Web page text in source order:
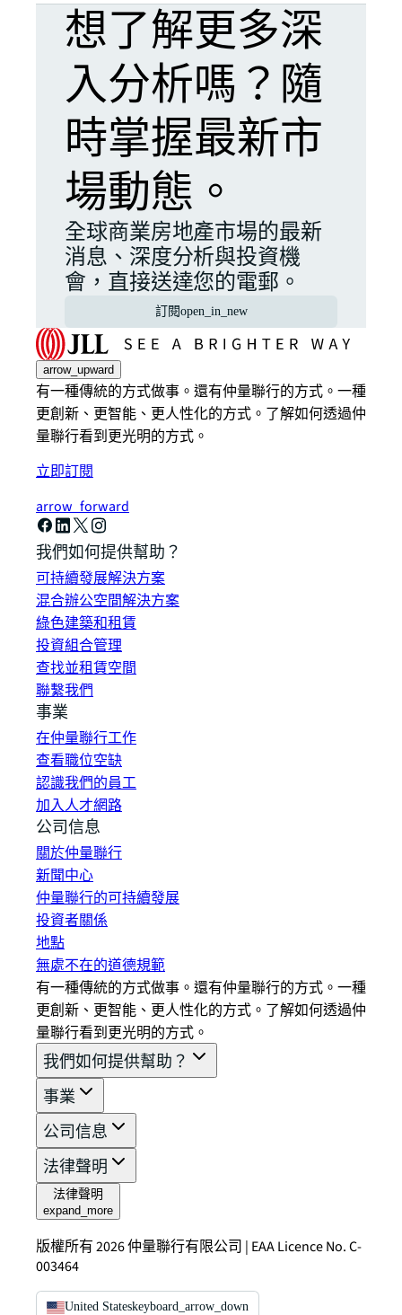
想了解更多深
入分析嗎？隨
時掌握最新市
場動態。
全球商業房地產市場的最新
消息、深度分析與投資機
會，直接送達您的電郵。
訂閱open_in_new
arrow_upward
有一種傳統的方式做事。還有仲量聯行的方式。一種
更創新、更智能、更人性化的方式。了解如何透過仲
量聯行看到更光明的方式。
立即訂閱
arrow_forward
我們如何提供幫助？
可持續發展解決方案
混合辦公空間解決方案
綠色建築和租賃
投資組合管理
查找並租賃空間
聯繫我們
事業
在仲量聯行工作
查看職位空缺
認識我們的員工
加入人才網路
公司信息
關於仲量聯行
新聞中心
仲量聯行的可持續發展
投資者關係
地點
無處不在的道德規範
有一種傳統的方式做事。還有仲量聯行的方式。一種
更創新、更智能、更人性化的方式。了解如何透過仲
量聯行看到更光明的方式。
我們如何提供幫助？
事業
公司信息
法律聲明
法律聲明
expand_more
版權所有 2026 仲量聯行有限公司 | EAA Licence No. C-
003464
United Stateskeyboard_arrow_down